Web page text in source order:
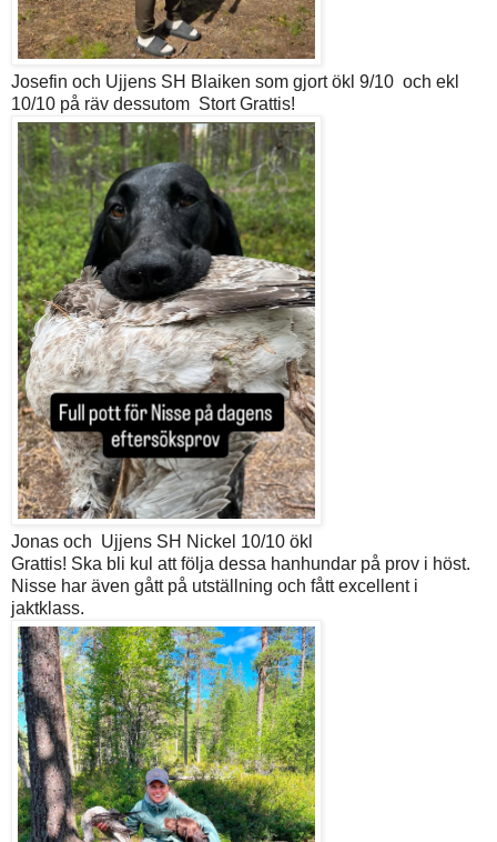
Josefin och Ujjens SH Blaiken som gjort ökl 9/10 och ekl
10/10 på räv dessutom Stort Grattis!
Jonas och Ujjens SH Nickel 10/10 ökl
Grattis! Ska bli kul att följa dessa hanhundar på prov i höst.
Nisse har även gått på utställning och fått excellent i
jaktklass.